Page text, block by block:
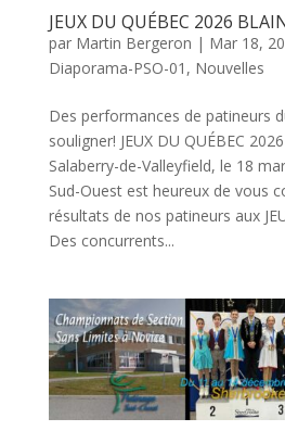
JEUX DU QUÉBEC 2026
par Martin Bergeron | Mar 18,
Diaporama-PSO-01 , Nouvelles
Des performances de patineurs
souligner! JEUX DU QUÉBEC
Salaberry-de-Valleyfield, le 18
Sud-Ouest est heureux de vous
résultats de nos patineurs aux
Des concurrents...